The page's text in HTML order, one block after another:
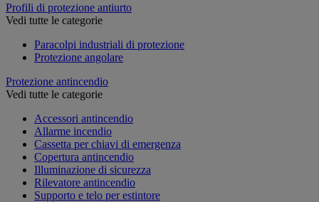
Profili di protezione antiurto
Vedi tutte le categorie
Paracolpi industriali di protezione
Protezione angolare
Protezione antincendio
Vedi tutte le categorie
Accessori antincendio
Allarme incendio
Cassetta per chiavi di emergenza
Copertura antincendio
Illuminazione di sicurezza
Rilevatore antincendio
Supporto e telo per estintore